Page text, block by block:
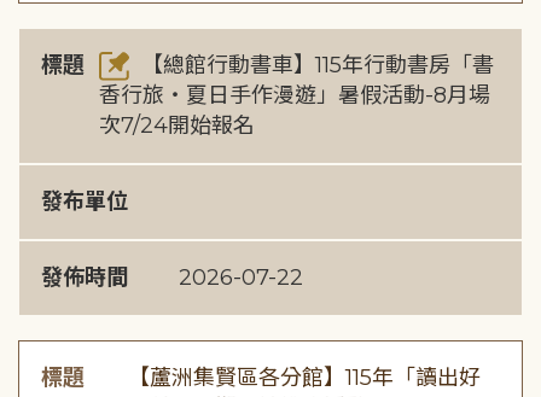
標題
【總館行動書車】115年行動書房「書
香行旅・夏日手作漫遊」暑假活動-8月場
次7/24開始報名
發布單位
發佈時間 2026-07-22
標題
【蘆洲集賢區各分館】115年「讀出好